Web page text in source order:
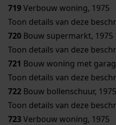
719Verbouw woning, 1975
Toon details van deze
720 Bouw supermarkt, 1975
Toon details van deze
721 Bouw woning met
Toon details van deze
722 Bouw bollenschuur, 1975
Toon details van deze
723Verbouw woning, 1975